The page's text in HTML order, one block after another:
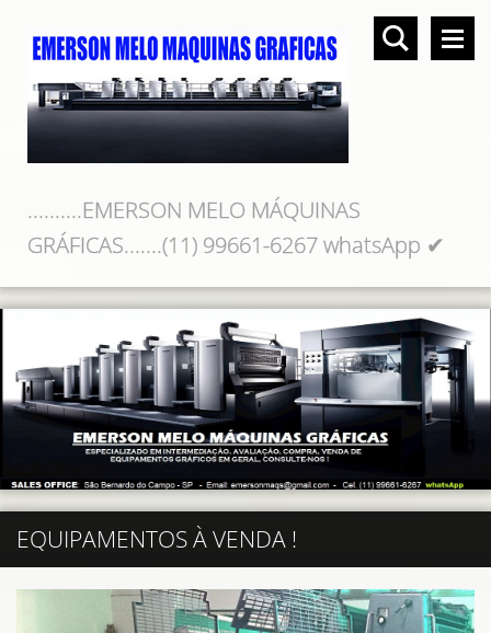
..........EMERSON MELO MÁQUINAS
GRÁFICAS.......(11) 99661-6267 whatsApp ✔
(11) 98219-1127
EQUIPAMENTOS À VENDA !